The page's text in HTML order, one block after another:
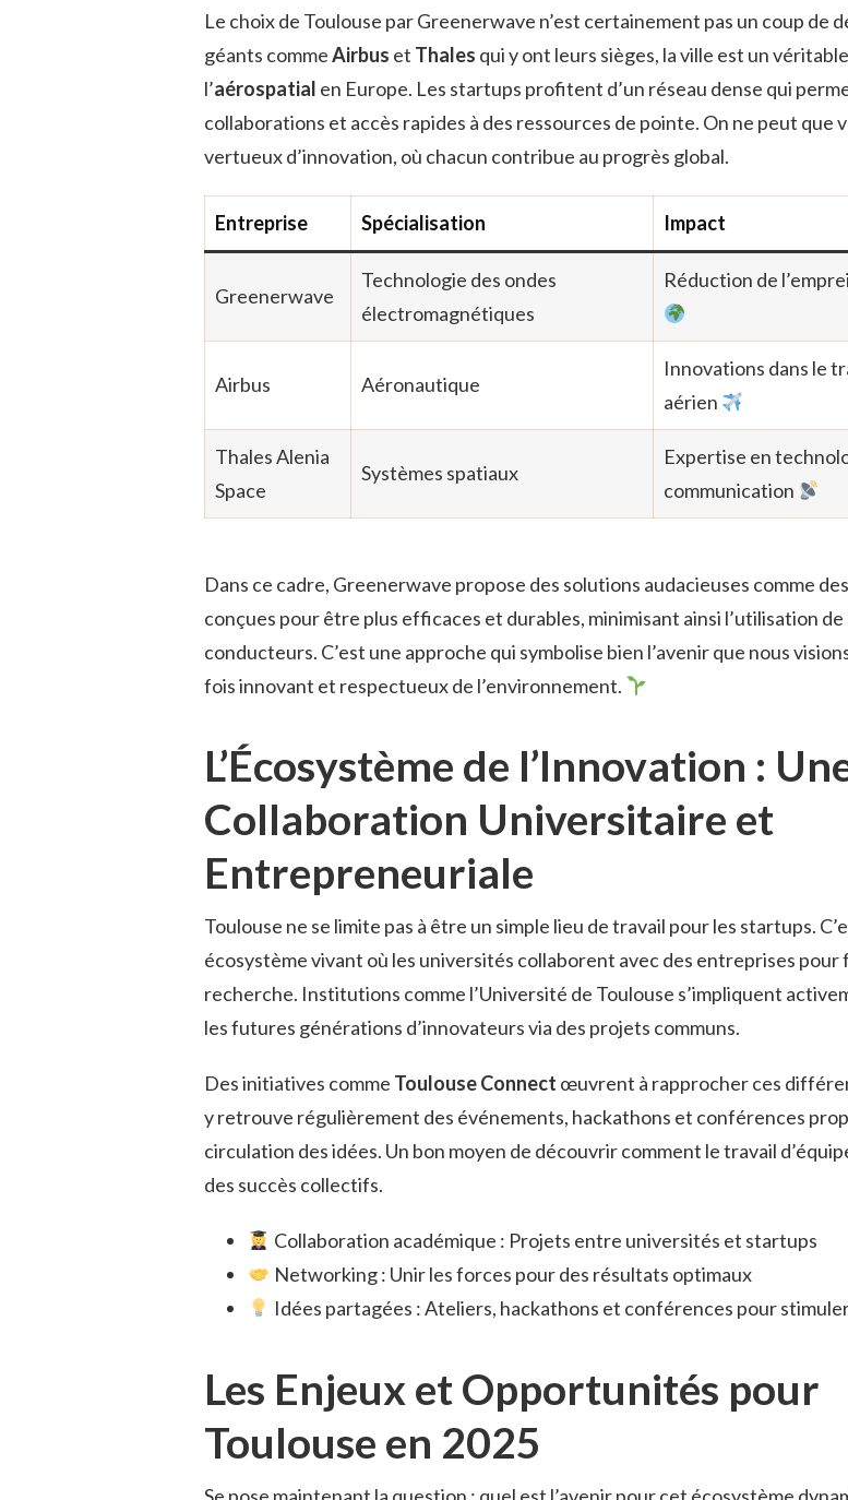
Le choix de Toulouse par Greenerwave n’est certainement pas un coup de
géants commeAirbus et Thales qui y ont leurs sièges, la ville est un
l’aérospatial en Europe. Les startups profitent d’un réseau dense qui
collaborations et accès rapides à des ressources de pointe. On ne peut que
vertueux d’innovation, où chacun contribue au progrès global.
Entreprise Spécialisation Impact
Greenerwave
Technologie des ondes
électromagnétiques
Réduction de
Airbus Aéronautique
Innovations dans le
aérien
Thales Alenia
Space
Systèmes spatiaux
Expertise en
communication
Dans ce cadre, Greenerwave propose des solutions audacieuses comme
conçues pour être plus efficaces et durables, minimisant ainsi l’utilisation de
conducteurs. C’est une approche qui symbolise bien l’avenir que nous
fois innovant et respectueux de l’environnement.
L’Écosystème de l’Innovation :
Collaboration Universitaire et
Entrepreneuriale
Toulouse ne se limite pas à être un simple lieu de travail pour les startups.
écosystème vivant où les universités collaborent avec des entreprises pour
recherche. Institutions comme l’Université de Toulouse s’impliquent
les futures générations d’innovateurs via des projets communs.
Des initiatives comme Toulouse Connect œuvrent à rapprocher ces
y retrouve régulièrement des événements, hackathons et conférences
circulation des idées. Un bon moyen de découvrir comment le travail
des succès collectifs.
Collaboration académique : Projets entre universités et startups
Networking : Unir les forces pour des résultats optimaux
Idées partagées : Ateliers, hackathons et conférences pour
Les Enjeux et Opportunités pour
Toulouse en 2025